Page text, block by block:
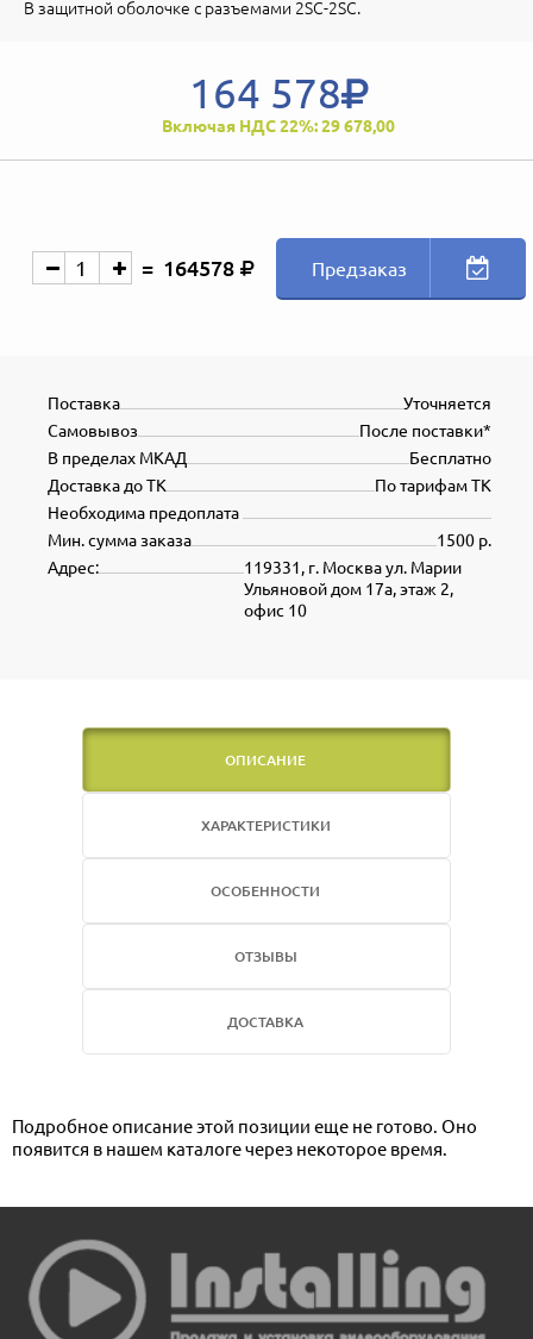
В защитной оболочке с разъемами 2SC-2SC.
164 578
Включая НДС 22%: 29 678,00
164578 Предзаказ
Уточняется
Поставка
После поставки*
Самовывоз
Бесплатно
В пределах МКАД
По тарифам ТК
Доставка до ТК
Необходима предоплата
1500 р.
Мин. сумма заказа
119331, г. Москва ул. Марии
Ульяновой дом 17а, этаж 2,
офис 10
Адрес:
ОПИСАНИЕ
ХАРАКТЕРИСТИКИ
ОСОБЕННОСТИ
ОТЗЫВЫ
ДОСТАВКА
Подробное описание этой позиции еще не готово. Оно
появится в нашем каталоге через некоторое время.